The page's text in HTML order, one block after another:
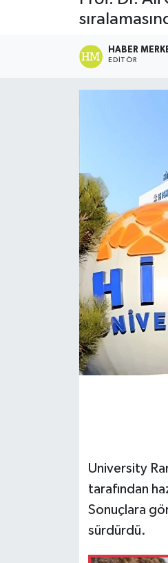
HABER
EDITÖR
University
tarafından
Sonuçlara
sürdürdü.